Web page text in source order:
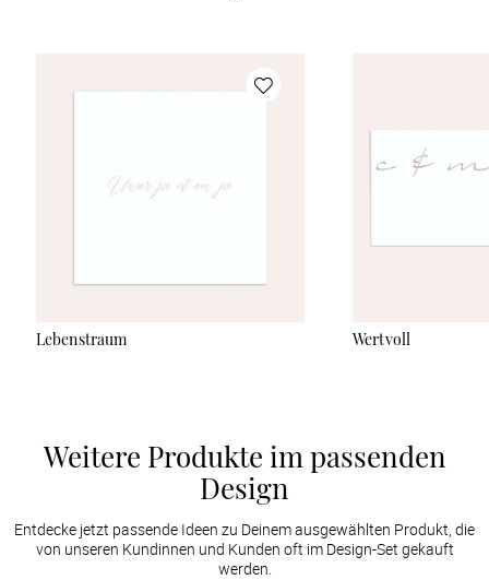
Lebenstraum Wertvoll
Weitere Produkte im passenden
Design
Entdecke jetzt passende Ideen zu Deinem ausgewählten Produkt, die
von unseren Kundinnen und Kunden oft im Design-Set gekauft
werden.